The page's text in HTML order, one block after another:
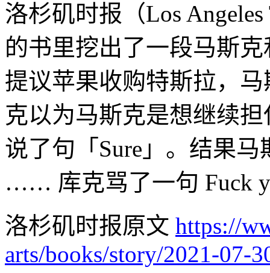
洛杉矶时报（Los
的书里挖出了一段马斯
提议苹果收购特斯拉，
克以为马斯克是想继续
说了句「Sure」。结果
…… 库克骂了一句 Fuck
洛杉矶时报原文 https://
arts/books/story/2021-07-